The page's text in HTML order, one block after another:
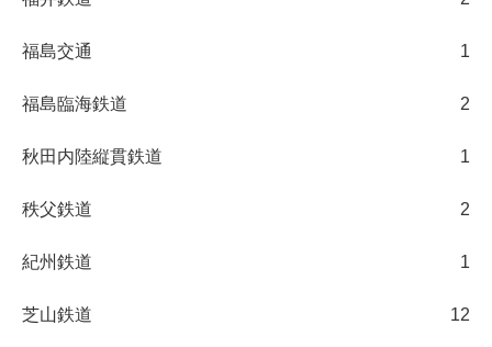
福島交通 1
福島臨海鉄道 2
秋田内陸縦貫鉄道 1
秩父鉄道 2
紀州鉄道 1
芝山鉄道 12